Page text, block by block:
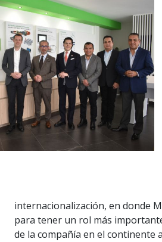
internacionalización, en donde
para tener un rol más
de la compañía en el continente